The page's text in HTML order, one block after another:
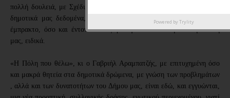
πολλή δουλειά, με Σχέδιο Δράσης, με ανανεωμένη την άποψη για τα
δημοτικά μας δεδομένα, την Τοπική Αυτοδιοίκηση, γενικά, και με
έμπρακτο, όσο και έντονο ενδιαφέρον για τον πολίτη και την Πόλη
μας, ειδικά.
«Η Πόλη που θέλω», κι ο Γαβριήλ Αραμπατζής, με επιτυχημένη όσο
και μακρά θητεία στα δημοτικά δρώμενα, με γνώση των προβλημάτων
, αλλά και των δυνατοτήτων του Δήμου μας, είναι εδώ, και εγγυώνται,
Powered by Trylity